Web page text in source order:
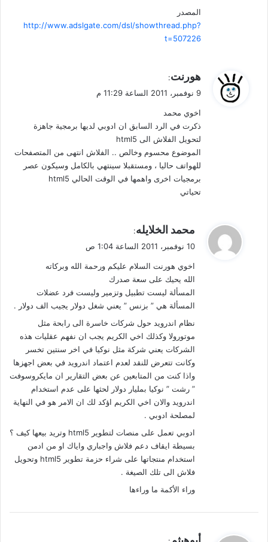
المصدر
http://www.adslgate.com/dsl/showthread.php?
t=507226
ل
هورنت:
9 نوفمبر، 2011 الساعة 11:29 م
اخوي محمد
ذكرت في الرد السابق ان ادوبي لديها برمجية جاهزة
لتحويل الفلاش الى html5
الموضوع محسوم وخالص .. الفلاش انتهى من المتصفحات
للهواتف حاليا ، ومستقبلا سينتهي بالكامل وسيكون عصر
برمجيات اخرى واهمها في الوقت الحالي html5
تحياتي
ل
محمد الخلايله:
10 نوفمبر، 2011 الساعة 1:04 ص
اخوي هورنت السلام عليكم ورحمة الله وبركاته
الله يحيك على سعة صدرك
المسألة ليست تطبيل وتزمير وليست فرد عضلات
المسألة هي ” بزنس ” يعني شغل دولار يجيب الف دولار .
نظام اندرويد حول شركات خاسرة الى رابحة مثل
موتورولا وكذلك اخي الكريم يجب ان نفهم عقليات هذه
الشركات يعني شركة مثل نوكيا في اخر سنتين تخسر
وكانت تتعرض للنقد لعدم اعتماد اندرويد في بعض اجهزها
واذا كنت من المتابعين عن بعض التقارير ان مايكروسوفت
” رشت ” نوكيا بمليار دولار لحثها على عدم استخدام
اندرويد والان اخي الكريم اؤكد لك ان الامر هو في النهاية
لمصلحة ادوبي .
ادوبي تعمل على منصات لتطوير html5 وتريد بيعها كيف ؟
بسيطة ايقاف دعم فلاش واجباري واياك او من ادمن
استخدام منتجاتها على شراء حزمة تطوير html5 وتحويل
فلاش الى تلك الصيغة .
وراء الأكمة ما وراءها
ي